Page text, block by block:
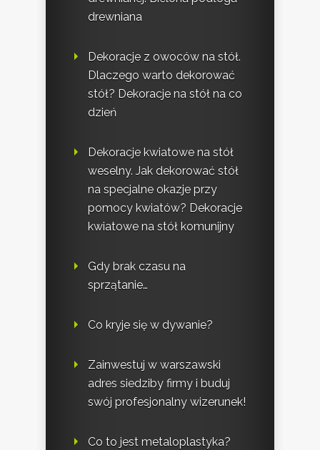
drewniana
Dekoracje z owoców na stół.
Dlaczego warto dekorować
stół? Dekoracje na stół na co
dzień
Dekoracje kwiatowe na stół
weselny. Jak dekorować stół
na specjalne okazje przy
pomocy kwiatów? Dekoracje
kwiatowe na stół komunijny
Gdy brak czasu na
sprzątanie…
Co kryje się w dywanie?
Zainwestuj w warszawski
adres siedziby firmy i buduj
swój profesjonalny wizerunek!
Co to jest metaloplastyka?